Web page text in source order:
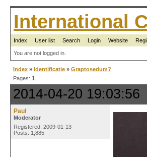
International
Index User list Search Login Website
You are not logged in.
Index » Identificatie » Graptosedum?
Pages: 1
2014-04-20 19:03:56
Paul
Moderator
Registered: 2009-01-13
Posts: 1,885